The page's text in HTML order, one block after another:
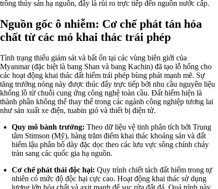
trồng thủy sản hạ nguồn, đây là rủi ro trực tiếp đến nguồn nước cấp.
Nguồn gốc ô nhiễm: Cơ chế phát tán hóa
chất từ các mỏ khai thác trái phép
Tình trạng thiếu giám sát và bất ổn tại các vùng biên giới của
Myanmar (đặc biệt là bang Shan và bang Kachin) đã tạo lỗ hổng cho
các hoạt động khai thác đất hiếm trái phép bùng phát mạnh mẽ. Sự
tăng trưởng nóng này được thúc đẩy trực tiếp bởi nhu cầu nguyên liệu
khổng lồ từ chuỗi cung ứng công nghệ toàn cầu. Đất hiếm hiện là
thành phần không thể thay thế trong các ngành công nghiệp tương lai
như sản xuất xe điện, tuabin gió và thiết bị điện tử.
Quy mô bành trướng: Theo dữ liệu vệ tinh phân tích bởi Trung
tâm Stimson (Mỹ), hàng trăm điểm khai thác khoáng sản và đất
hiếm lậu phân bố dày đặc dọc theo các lưu vực sông chính chảy
tràn sang các quốc gia hạ nguồn.
Cơ chế phát thải độc hại: Quy trình chiết tách đất hiếm trong tự
nhiên có mức độ độc hại cực cao. Hoạt động khai thác sử dụng
lượng lớn hóa chất và axit mạnh để sục rửa đất đá. Quá trình này